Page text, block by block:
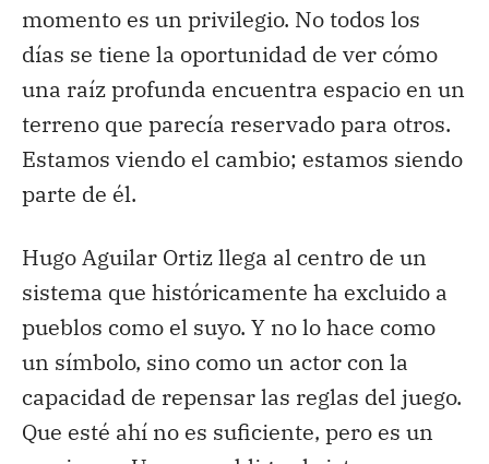
momento es un privilegio. No todos los
días se tiene la oportunidad de ver cómo
una raíz profunda encuentra espacio en un
terreno que parecía reservado para otros.
Estamos viendo el cambio; estamos siendo
parte de él.
Hugo Aguilar Ortiz llega al centro de un
sistema que históricamente ha excluido a
pueblos como el suyo. Y no lo hace como
un símbolo, sino como un actor con la
capacidad de repensar las reglas del juego.
Que esté ahí no es suficiente, pero es un